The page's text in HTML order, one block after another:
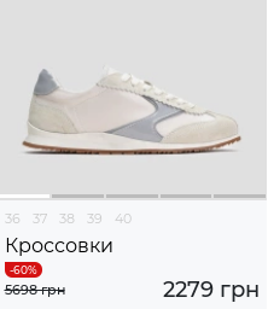
36 37 38 39 40
Кроссовки
2279 грн
5698 грн